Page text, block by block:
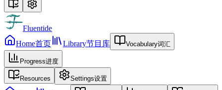
Fluentide
Home首页 Library节目库 Vocabulary词汇
Progress进度
Resources Settings设置